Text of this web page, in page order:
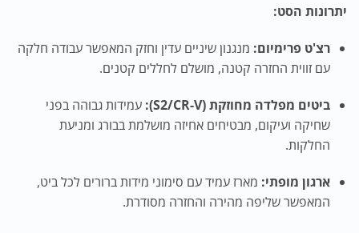
יתרונות הסט:
רצ'ט פרימיום: מנגנון שיניים עדין וחזק המאפשר עבודה חלקה
עם זווית החזרה קטנה, מושלם לחללים קטנים.
ביטים מפלדה מחוזקת (S2/CR-V):
עמידות גבוהה בפני
שחיקה ועיקום, מבטיחים אחיזה מושלמת בבורג ומניעת
החלקות.
ארגון מופתי: מארז עמיד עם סימוני מידות ברורים לכל ביט,
המאפשר שליפה מהירה והחזרה מסודרת.